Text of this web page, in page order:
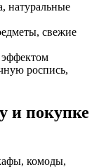
натуральные
свежие
эффектом
роспись,
и покупке
комоды,